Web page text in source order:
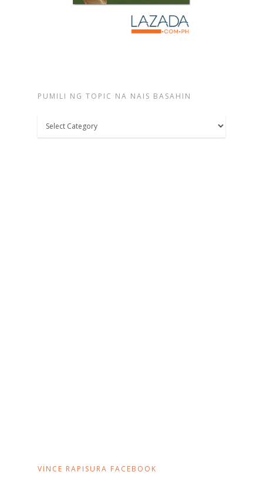
PUMILI NG TOPIC NA NAIS BASAHIN
Pumili
ng
VINCE RAPISURA FACEBOOK